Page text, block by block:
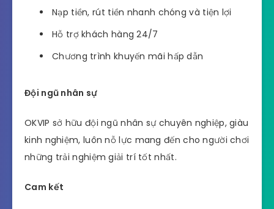
Nạp tiền, rút tiền nhanh chóng và tiện lợi
Hỗ trợ khách hàng 24/7
Chương trình khuyến mãi hấp dẫn
Đội ngũ nhân sự
OKVIP sở hữu đội ngũ nhân sự chuyên nghiệp, giàu
kinh nghiệm, luôn nỗ lực mang đến cho người chơi
những trải nghiệm giải trí tốt nhất.
Cam kết